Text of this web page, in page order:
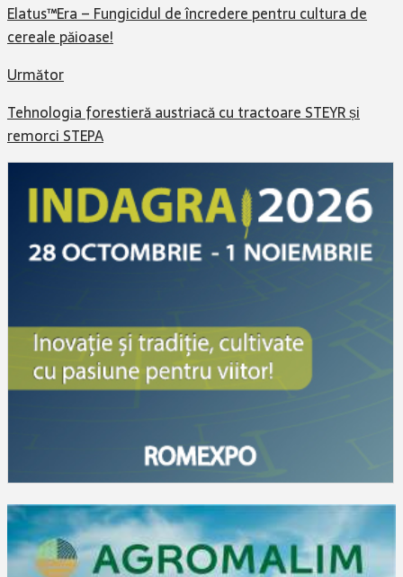
Elatus™Era – Fungicidul de încredere pentru cultura de
cereale păioase!
Următor
Tehnologia forestieră austriacă cu tractoare STEYR și
remorci STEPA